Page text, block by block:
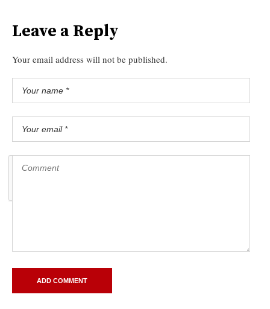
Leave a Reply
Your email address will not be published.